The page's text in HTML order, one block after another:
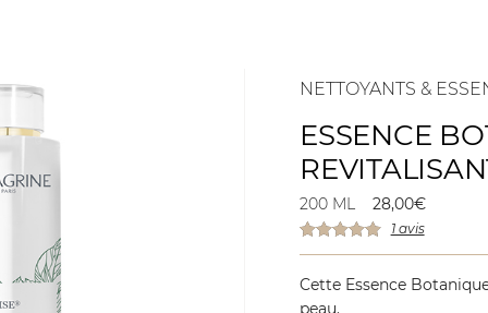
NETTOYANTS &
ESSENCE
200 ML 28,00€
1 avis
Cette Essence
peau.